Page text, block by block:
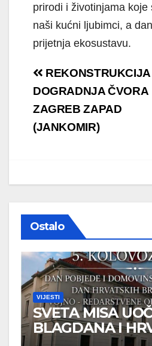
prirodi i životinjama koje
naši kućni ljubimci, a
prijetnja ekosustavu.
Navigacija
objava
REKONSTRUKCIJA
DOGRADNJA ČVORA
ZAGREB ZAPAD
(JANKOMIR)
Ostalo
VIJESTI
SVETA MISA
BLAGDANA I